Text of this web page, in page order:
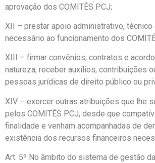
aprovação dos COMITÊS PCJ;
XII – prestar apoio administrativo, técnico
necessário ao funcionamento dos
XIII – firmar convênios, contratos e
natureza, receber auxílios, contribuições
pessoas jurídicas de direito público ou
XIV – exercer outras atribuições que lhe
pelos COMITÊS PCJ, desde que
finalidade e venham acompanhadas de
existência dos recursos financeiros
Art. 5º No âmbito do sistema de gestão